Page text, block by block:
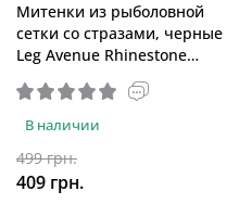
Митенки из рыболовной
сетки со стразами, черные
Leg Avenue Rhinestone
Fishnet Arm Warmers Black
В наличии
499 грн.
409 грн.